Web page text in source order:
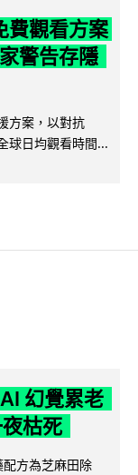
費觀看方案
警告存隱
方案，以對抗
球日均觀看時間...
幻覺累老
枯死
方為芝麻田除